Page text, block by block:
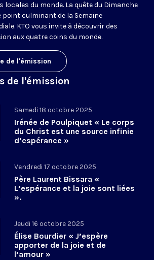
locales du monde. La quête du Dimanche
point culminant de la Semaine
KTO vous invite à découvrir des
aux quatre coins du monde.
de l'émission
de l'émission
Samedi 18 octobre 2025
Irénée de Poulpiquet « Le corps
du Christ est une source infinie
d’espérance »
Vendredi 17 octobre 2025
Père Laurent Bissara «
L’espérance et la joie sont liées
».
Jeudi 16 octobre 2025
Élise Bourdier « J’espère
apporter de la joie et de
l’amour »